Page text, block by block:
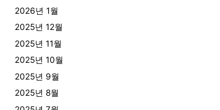
2026년 1월
2025년 12월
2025년 11월
2025년 10월
2025년 9월
2025년 8월